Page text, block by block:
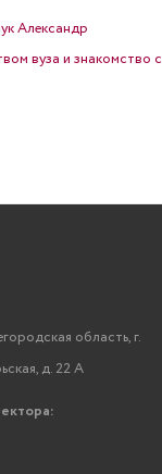
Александр
вуза и знакомство с
область, г.
д. 22 А